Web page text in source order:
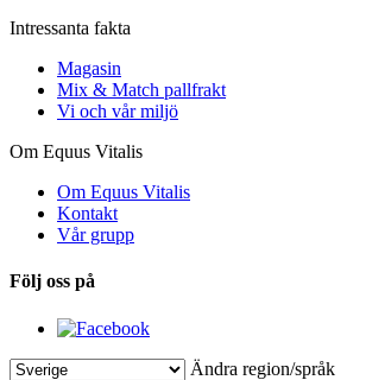
Intressanta fakta
Magasin
Mix & Match pallfrakt
Vi och vår miljö
Om Equus Vitalis
Om Equus Vitalis
Kontakt
Vår grupp
Följ oss på
Ändra region/språk